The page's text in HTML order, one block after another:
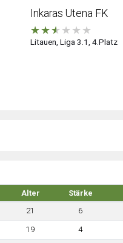
Inkaras Utena FK
★★★ ★ ★ ★
Litauen, Liga 3.1, 4.Platz
Alter Stärke
21 6
19 4